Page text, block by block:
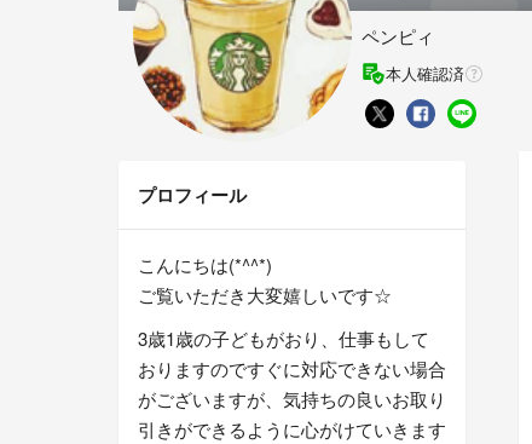
ペンピィ
本人確認済
プロフィール
こんにちは(*^^*)
ご覧いただき大変嬉しいです☆
3歳1歳の子どもがおり、仕事もして
おりますのですぐに対応できない場合
がございますが、気持ちの良いお取り
引きができるように心がけていきます